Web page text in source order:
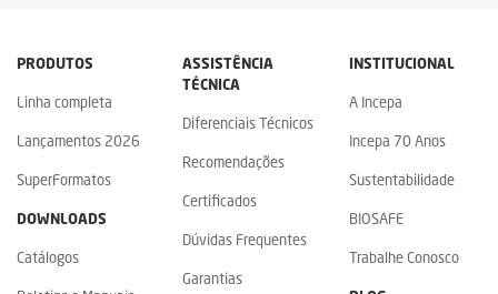
PRODUTOS
Linha completa
Lançamentos 2026
SuperFormatos
DOWNLOADS
Catálogos
ASSISTÊNCIA
TÉCNICA
Diferenciais Técnicos
Recomendações
Certificados
Dúvidas Frequentes
Garantias
INSTITUCIONAL
A Incepa
Incepa 70 Anos
Sustentabilidade
BIOSAFE
Trabalhe Conosco